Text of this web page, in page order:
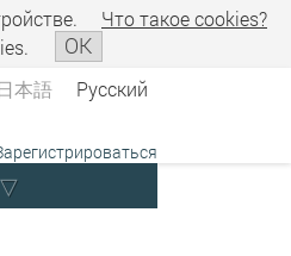
Что такое сookies?
OK
本語 Русский